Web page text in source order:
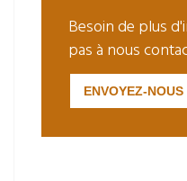
Besoin de plus
pas à nous
ENVOYEZ-